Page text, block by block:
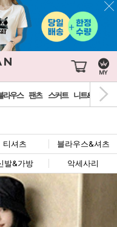
라우스 팬츠 스커트 니트&가디건
티셔츠 블라우스&셔츠
발&가방 악세사리